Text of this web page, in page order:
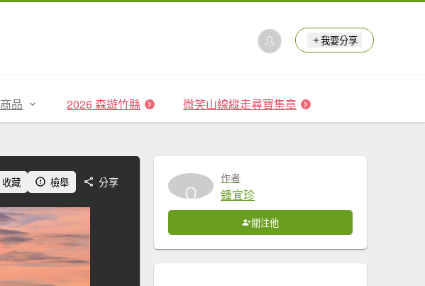
我要分享
商品 2026 森遊竹縣 微笑山線縱走尋寶集章
收藏 檢舉 分享 作者
鍾宜珍
關注他